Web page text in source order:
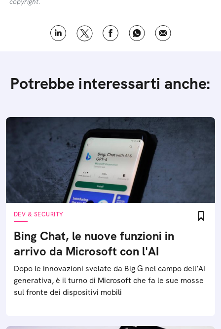
Potrebbe interessarti anche:
DEV & SECURITY
Bing Chat, le nuove funzioni in
arrivo da Microsoft con l'AI
Dopo le innovazioni svelate da Big G nel campo dell’AI
generativa, è il turno di Microsoft che fa le sue mosse
sul fronte dei dispositivi mobili